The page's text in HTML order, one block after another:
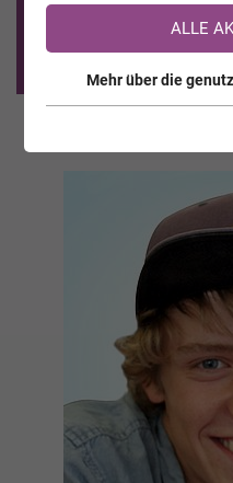
Sie sind noch nicht
>> zur
ALLE
Mehr über die